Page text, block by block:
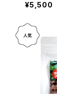
¥5,500